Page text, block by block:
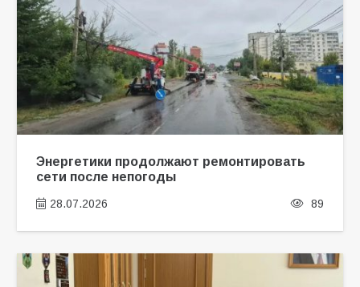
Энергетики продолжают ремонтировать
сети после непогоды
28.07.2026 89